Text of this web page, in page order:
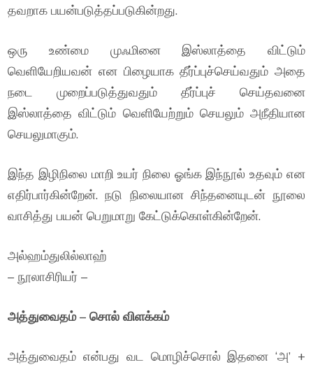
தவறாக பயன்படுத்தப்படுகின்றது.
ஒரு உண்மை முஃமினை இஸ்லாத்தை விட்டும்
வெளியேறியவன் என பிழையாக தீர்ப்புச்செய்வதும் அதை
நடை முறைப்படுத்துவதும் தீர்ப்புச் செய்தவனை
இஸ்லாத்தை விட்டும் வெளியேற்றும் செயலும் அநீதியான
செயலுமாகும்.
இந்த இழிநிலை மாறி உயர் நிலை ஓங்க இந்நூல் உதவும் என
எதிர்பார்கின்றேன். நடு நிலையான சிந்தனையுடன் நூலை
வாசித்து பயன் பெறுமாறு கேட்டுக்கொள்கின்றேன்.
அல்ஹம்துலில்லாஹ்
– நூலாசிரியர் –
அத்துவைதம் – சொல் விளக்கம்
அத்துவைதம் என்பது வட மொழிச்சொல் இதனை ‘அ’ +